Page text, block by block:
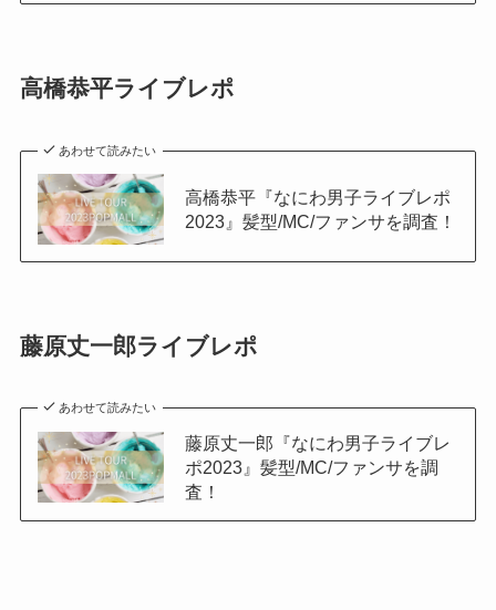
高橋恭平ライブレポ
あわせて読みたい
高橋恭平『なにわ男子ライブレポ
2023』髪型/MC/ファンサを調査！
藤原丈一郎ライブレポ
あわせて読みたい
藤原丈一郎『なにわ男子ライブレ
ポ2023』髪型/MC/ファンサを調
査！